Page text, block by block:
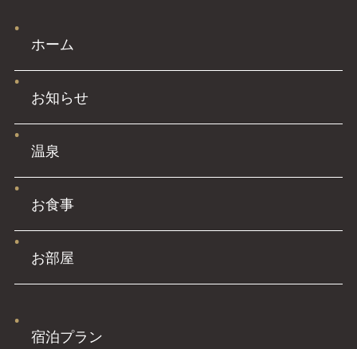
ホーム
お知らせ
温泉
お食事
お部屋
宿泊プラン